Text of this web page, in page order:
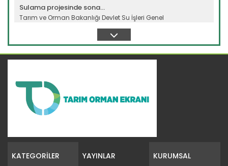
Sulama projesinde sona...
Tarım ve Orman Bakanlığı Devlet Su İşleri Genel
Sistemi”...
KATEGORİLER YAYINLAR KURUMSAL